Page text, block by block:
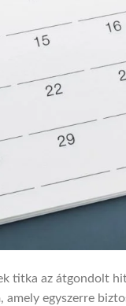
titka az átgondolt
, amely egyszerre